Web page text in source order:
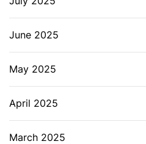
June 2025
May 2025
April 2025
March 2025